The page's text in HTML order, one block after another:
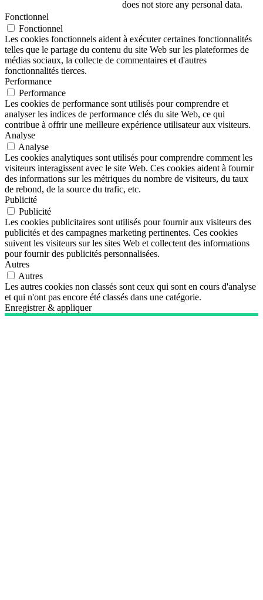
does not store any personal data.
Fonctionnel
Fonctionnel
Les cookies fonctionnels aident à exécuter certaines fonctionnalités
telles que le partage du contenu du site Web sur les plateformes de
médias sociaux, la collecte de commentaires et d'autres
fonctionnalités tierces.
Performance
Performance
Les cookies de performance sont utilisés pour comprendre et
analyser les indices de performance clés du site Web, ce qui
contribue à offrir une meilleure expérience utilisateur aux visiteurs.
Analyse
Analyse
Les cookies analytiques sont utilisés pour comprendre comment les
visiteurs interagissent avec le site Web. Ces cookies aident à fournir
des informations sur les métriques du nombre de visiteurs, du taux
de rebond, de la source du trafic, etc.
Publicité
Publicité
Les cookies publicitaires sont utilisés pour fournir aux visiteurs des
publicités et des campagnes marketing pertinentes. Ces cookies
suivent les visiteurs sur les sites Web et collectent des informations
pour fournir des publicités personnalisées.
Autres
Autres
Les autres cookies non classés sont ceux qui sont en cours d'analyse
et qui n'ont pas encore été classés dans une catégorie.
Enregistrer & appliquer